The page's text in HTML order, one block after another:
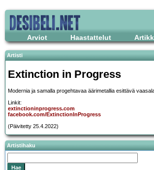
Arviot Haastattelut
Artisti
Extinction in Progress
Modernia ja samalla progehtavaa äärimetallia esittävä
Linkit:
extinctioninprogress.com
facebook.com/ExtinctionInProgress
(Päivitetty 25.4.2022)
Artistihaku